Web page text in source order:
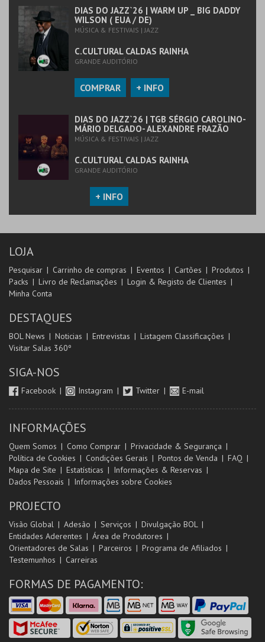
DIAS DO JAZZ`26 | WARM UP _ BIG DADDY
WILSON ( EUA / DE)
MÚSICA & FESTIVAIS | JAZZ
C.CULTURAL CALDAS RAINHA
GRANDE AUDITÓRIO
COMPRAR + INFO
DIAS DO JAZZ`26 | TGB SÉRGIO CAROLINO-
MÁRIO DELGADO- ALEXANDRE FRAZÃO
MÚSICA & FESTIVAIS | JAZZ
C.CULTURAL CALDAS RAINHA
GRANDE AUDITÓRIO
+ INFO
LOJA
Pesquisar Carrinho de compras Eventos Cartões
Produtos
Packs
Livro de Reclamações
Login & Registo de Clientes
Minha Conta
DESTAQUES
BOL News Noticias Entrevistas
Listagem Classificações
Visitar Salas 360º
SIGA-NOS
Facebook Instagram Twitter E-mail
INFORMAÇÕES
Quem Somos Como Comprar
Privacidade & Segurança
Política de Cookies
Condições Gerais Pontos de Venda
FAQ
Mapa de Site
Estatísticas
Informações & Reservas
Dados Pessoais
Informações sobre Cookies
PROJECTO
Visão Global Adesão Serviços
Divulgação BOL
Entidades Aderentes
Área de Produtores
Orientadores de Salas
Parceiros
Programa de Afiliados
Testemunhos
Carreiras
FORMAS DE PAGAMENTO: